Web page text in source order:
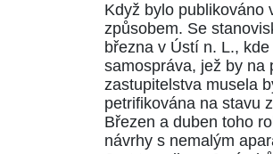
Když bylo publikováno
způsobem. Se
března v Ústí n. L.,
samospráva, jež by na
zastupitelstva musela
petrifikována na stavu
Březen a duben toho
návrhy s nemalým